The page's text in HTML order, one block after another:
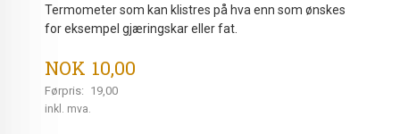
Termometer som kan klistres på hva enn som ønskes
for eksempel gjæringskar eller fat.
Tilbud
NOK 10,00
Førpris: 19,00
Rabatt
inkl. mva.